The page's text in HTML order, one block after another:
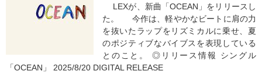
LEXが、新曲「OCEAN」をリリースし
た。 今作は、軽やかなビートに肩の力
を抜いたラップをリズミカルに乗せ、夏
のポジティブなバイブスを表現している
とのこと。 ◎リリース情報 シングル
「OCEAN」 2025/8/20 DIGITAL RELEASE